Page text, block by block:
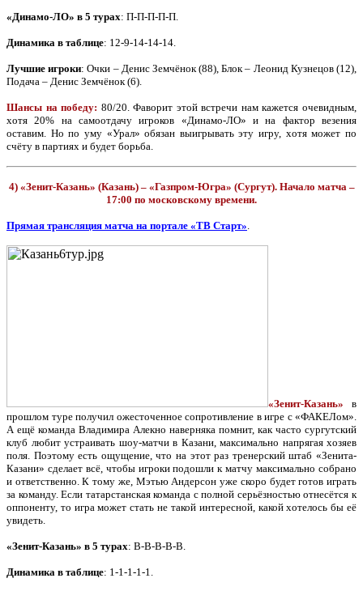
«Динамо-ЛО» в 5 турах: П-П-П-П-П.
Динамика в таблице: 12-9-14-14-14.
Лучшие игроки: Очки – Денис Земчёнок (88), Блок – Леонид Кузнецов (12),
Подача – Денис Земчёнок (6).
Шансы на победу: 80/20. Фаворит этой встречи нам кажется очевидным,
хотя 20% на самоотдачу игроков «Динамо-ЛО» и на фактор везения
оставим. Но по уму «Урал» обязан выигрывать эту игру, хотя может по
счёту в партиях и будет борьба.
4) «Зенит-Казань» (Казань) – «Газпром-Югра» (Сургут). Начало матча –
17:00 по московскому времени.
Прямая трансляция матча на портале «ТВ Старт».
«Зенит-Казань» в
прошлом туре получил ожесточенное сопротивление в игре с «ФАКЕЛом».
А ещё команда Владимира Алекно наверняка помнит, как часто сургутский
клуб любит устраивать шоу-матчи в Казани, максимально напрягая хозяев
поля. Поэтому есть ощущение, что на этот раз тренерский штаб «Зенита-
Казани» сделает всё, чтобы игроки подошли к матчу максимально собрано
и ответственно. К тому же, Мэтью Андерсон уже скоро будет готов играть
за команду. Если татарстанская команда с полной серьёзностью отнесётся к
оппоненту, то игра может стать не такой интересной, какой хотелось бы её
увидеть.
«Зенит-Казань» в 5 турах: В-В-В-В-В.
Динамика в таблице: 1-1-1-1-1.